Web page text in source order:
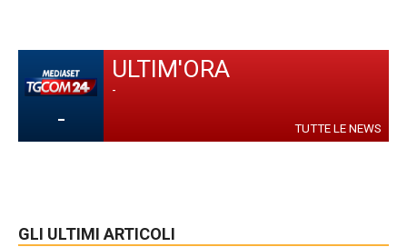
-
ULTIM'ORA
-
TUTTE LE NEWS
GLI ULTIMI ARTICOLI